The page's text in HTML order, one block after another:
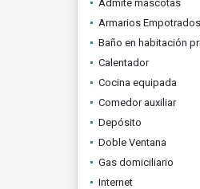
Admite mascotas
Armarios Empotrados
Baño en habitación
Calentador
Cocina equipada
Comedor auxiliar
Depósito
Doble Ventana
Gas domiciliario
Internet